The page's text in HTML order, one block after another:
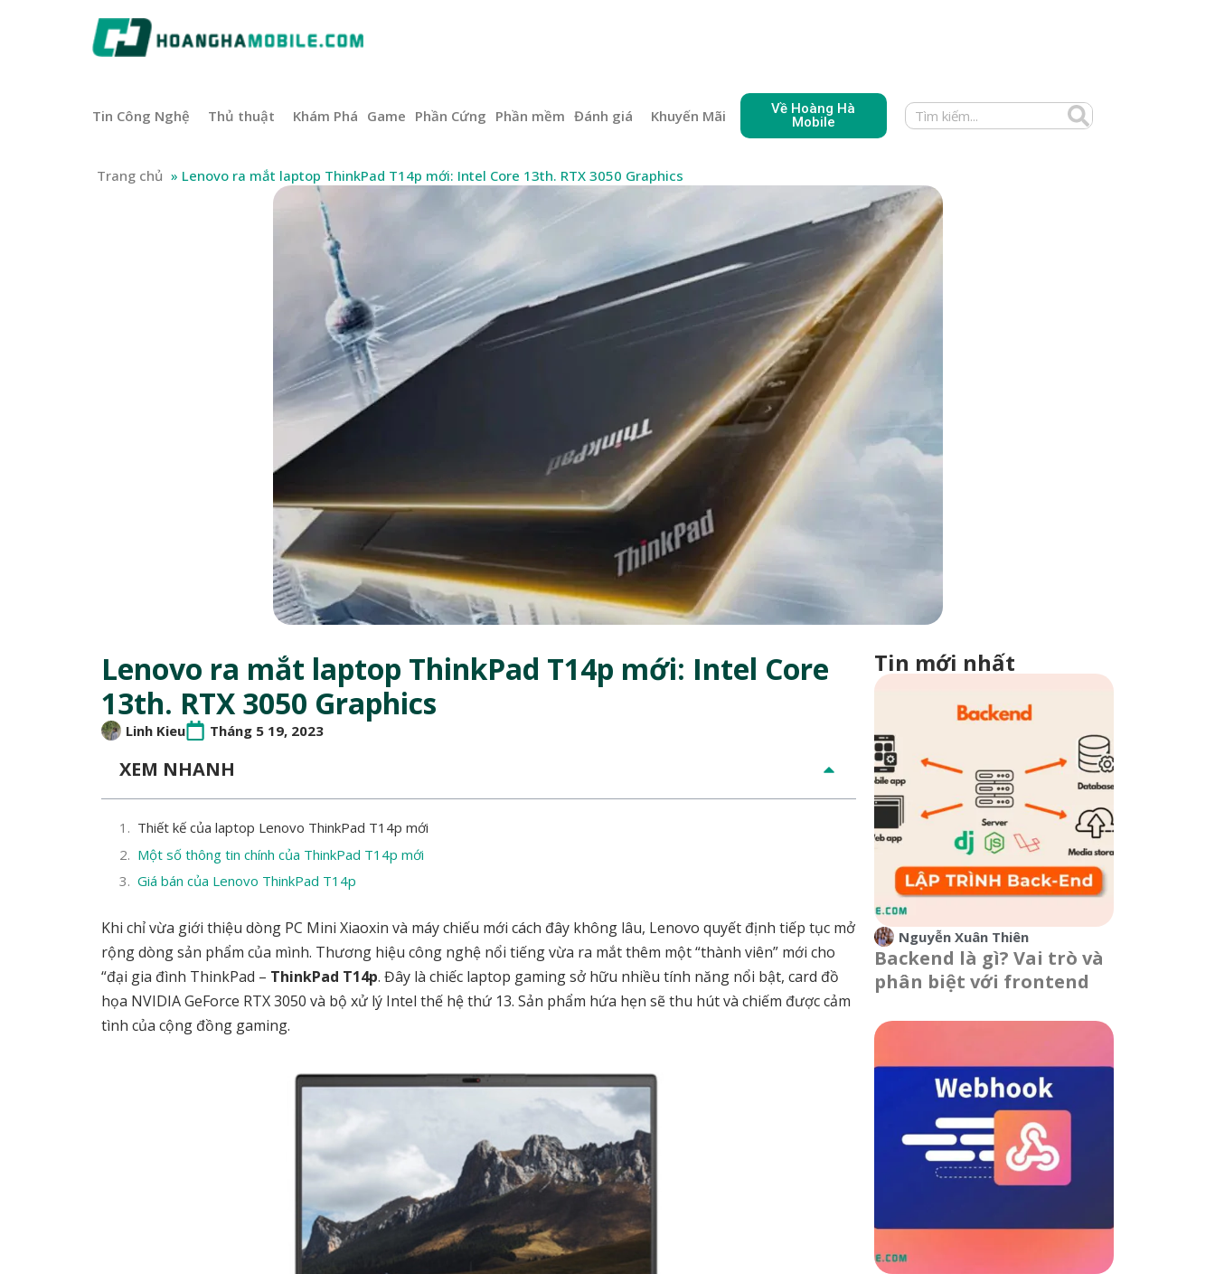
Tin Công Nghệ Thủ thuật Khám Phá Game Phần Cứng Phần mềm Đánh giá Khuyến Mãi
Về Hoàng Hà
Mobile
Trang chủ » Lenovo ra mắt laptop ThinkPad T14p mới: Intel Core 13th. RTX 3050 Graphics
Lenovo ra mắt laptop ThinkPad T14p mới: Intel Core
13th. RTX 3050 Graphics
Linh Kieu Tháng 5 19, 2023
XEM NHANH
Thiết kế của laptop Lenovo ThinkPad T14p mới
Một số thông tin chính của ThinkPad T14p mới
Giá bán của Lenovo ThinkPad T14p
Khi chỉ vừa giới thiệu dòng PC Mini Xiaoxin và máy chiếu mới cách đây không lâu, Lenovo quyết định tiếp tục mở
rộng dòng sản phẩm của mình. Thương hiệu công nghệ nổi tiếng vừa ra mắt thêm một “thành viên” mới cho
“đại gia đình ThinkPad – ThinkPad T14p. Đây là chiếc laptop gaming sở hữu nhiều tính năng nổi bật, card đồ
họa NVIDIA GeForce RTX 3050 và bộ xử lý Intel thế hệ thứ 13. Sản phẩm hứa hẹn sẽ thu hút và chiếm được cảm
tình của cộng đồng gaming.
Tin mới nhất
Nguyễn Xuân Thiên
Backend là gì? Vai trò và
phân biệt với frontend